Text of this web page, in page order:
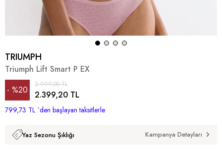
TRIUMPH
Triumph Lift Smart P EX
%20
İndirim
2.999,00 TL
2.399,20 TL
799,73 TL `den başlayan taksitlerle
Yaz Sezonu Şıklığı Kampanya Detayları